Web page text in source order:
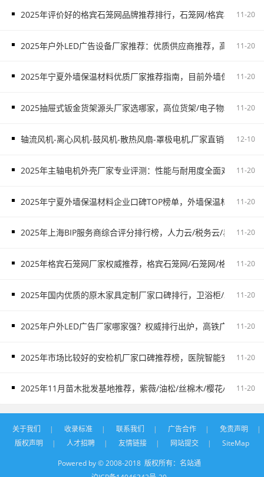
2025年评价好的格宾石笼网品牌推荐排行，石笼网/格宾石笼网/河
11-20
2025年户外LED广告设备厂家推荐：优质供应商推荐，高铁广告
11-20
2025年宁夏外墙保温材料优质厂家推荐指南，目前外墙保温材料
11-20
2025抽屉式钣金货架源头厂家选哪家，高位货架/电子物料架/抽
11-20
轴流风机-离心风机-鼓风机-散热风扇-罩极电机,厂家直销-首肯电子
12-10
2025年主轴电机外壳厂家专业评测：性能与耐用度全面对比，主
11-20
2025年宁夏外墙保温材料企业口碑TOP榜单，外墙保温材料服务
11-20
2025年上海BIP服务商综合评分排行榜，人力云/税务云/易代账/
11-20
2025年格宾石笼网厂家权威推荐，格宾石笼网/石笼网/格宾网厂家
11-20
2025年国内优质的原木家具定制厂家口碑排行，卫浴柜/木门/酒
11-20
2025年户外LED广告厂家哪家强？权威排行出炉，高铁广告/户外
11-20
2025年市场比较好的安检机厂家口碑推荐榜，医院智能安检机/
11-20
2025年11月苗木批发基地推荐，紫薇/油松/丝棉木/樱花/红叶石楠
11-20
关于我们 | 收录标准 | 联系我们 | 广告合作 | 免责声明
|
版权声明
| 人才招聘 | 友情链接 | 网站提交 |
SiteMap
Powered by © 2008-2018 版权所有： 名站通